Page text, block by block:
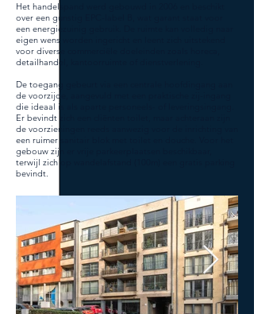
Het handelspand werd gebouwd in 2006 en beschikt
over een gunstig EPC-label B, wat garant staat voor
een energiezuinig gebruik. De ruimte kan volledig naar
eigen wens worden ingericht en leent zich uitstekend
voor diverse commerciële doeleinden zoals horeca,
detailhandel, kantoorruimte of dienstverlening.
De toegang gebeurt via een centrale hoofdingang aan
de voorzijde, aangevuld met een praktische zij-ingang
die ideaal is als aparte personeels- of leveringsingang.
Er bevindt zich een cliënten toilet, maar achteraan zijn
de voorzieningen reeds aanwezig voor de inrichting van
een ruimer sanitair blok met toilet en douche. Voor het
gebouw zijn er vrije parkeerplaatsen beschikbaar,
terwijl zich op wandelafstand (100m) een gratis parking
bevindt.